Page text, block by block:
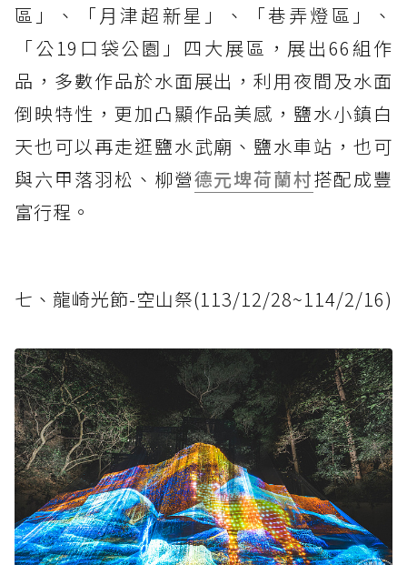
區」、「月津超新星」、「巷弄燈區」、
「公19口袋公園」四大展區，展出66組作
品，多數作品於水面展出，利用夜間及水面
倒映特性，更加凸顯作品美感，鹽水小鎮白
天也可以再走逛鹽水武廟、鹽水車站，也可
與六甲落羽松、柳營德元埤荷蘭村搭配成豐
富行程。
七、龍崎光節-空山祭(113/12/28~114/2/16)